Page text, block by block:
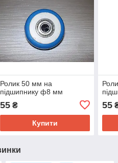
Ролик 50 мм на
підшипнику ф8 мм
55₴
Купити
55